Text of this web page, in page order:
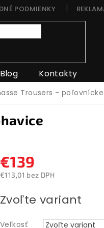
PODMIENKY
Blog Kontakty
Trousers -
€139
€113,01 bez DPH
cena:
Zvoľte variant
Veľkosť